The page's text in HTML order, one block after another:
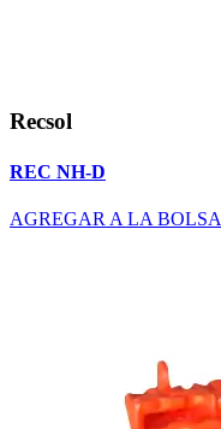
Recsol
REC NH-D
AGREGAR A LA BOLSA